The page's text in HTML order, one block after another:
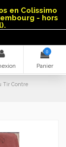
en Colissimo
- hors
0
Panier
Tir Contre